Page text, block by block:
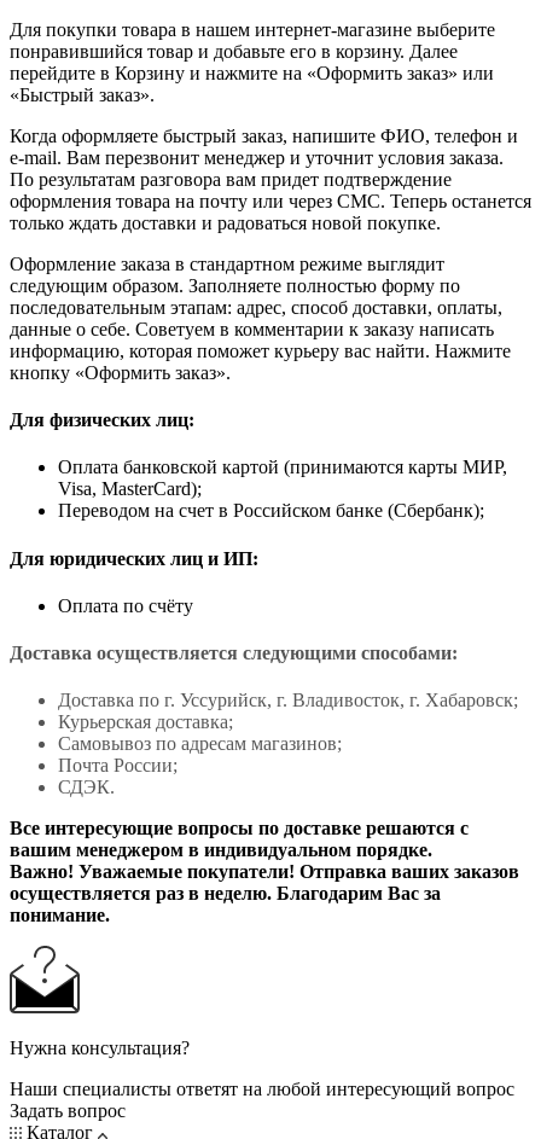
Для покупки товара в нашем интернет-магазине выберите
понравившийся товар и добавьте его в корзину. Далее
перейдите в Корзину и нажмите на «Оформить заказ» или
«Быстрый заказ».
Когда оформляете быстрый заказ, напишите ФИО, телефон и
e-mail. Вам перезвонит менеджер и уточнит условия заказа.
По результатам разговора вам придет подтверждение
оформления товара на почту или через СМС. Теперь останется
только ждать доставки и радоваться новой покупке.
Оформление заказа в стандартном режиме выглядит
следующим образом. Заполняете полностью форму по
последовательным этапам: адрес, способ доставки, оплаты,
данные о себе. Советуем в комментарии к заказу написать
информацию, которая поможет курьеру вас найти. Нажмите
кнопку «Оформить заказ».
Для физических лиц:
Оплата банковской картой (принимаются карты МИР,
Visa, MasterCard);
Переводом на счет в Российском банке (Сбербанк);
Для юридических лиц и ИП:
Оплата по счёту
Доставка осуществляется следующими способами:
Доставка по г. Уссурийск, г. Владивосток, г. Хабаровск;
Курьерская доставка;
Самовывоз по адресам магазинов;
Почта России;
СДЭК.
Все интересующие вопросы по доставке решаются с
вашим менеджером в индивидуальном порядке.
Важно! Уважаемые покупатели! Отправка ваших заказов
осуществляется раз в неделю. Благодарим Вас за
понимание.
Нужна консультация?
Наши специалисты ответят на любой интересующий вопрос
Задать вопрос
Каталог